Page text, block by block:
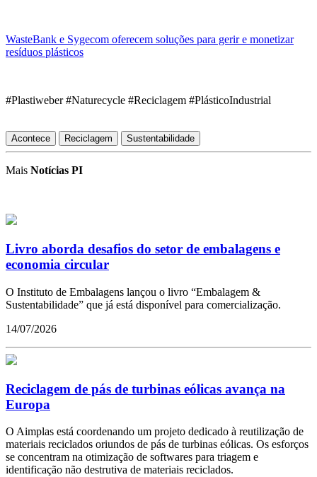
WasteBank e Sygecom oferecem soluções para gerir e monetizar
resíduos plásticos
#Plastiweber #Naturecycle #Reciclagem #PlásticoIndustrial
Acontece Reciclagem Sustentabilidade
Mais Notícias PI
Livro aborda desafios do setor de embalagens e
economia circular
O Instituto de Embalagens lançou o livro “Embalagem &
Sustentabilidade” que já está disponível para comercialização.
14/07/2026
Reciclagem de pás de turbinas eólicas avança na
Europa
O Aimplas está coordenando um projeto dedicado à reutilização de
materiais reciclados oriundos de pás de turbinas eólicas. Os esforços
se concentram na otimização de softwares para triagem e
identificação não destrutiva de materiais reciclados.